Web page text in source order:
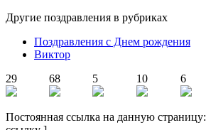
Другие поздравления в рубриках
Поздравления с Днем рождения
Виктор
29
68 5 10 6
Постоянная ссылка на данную страницу: